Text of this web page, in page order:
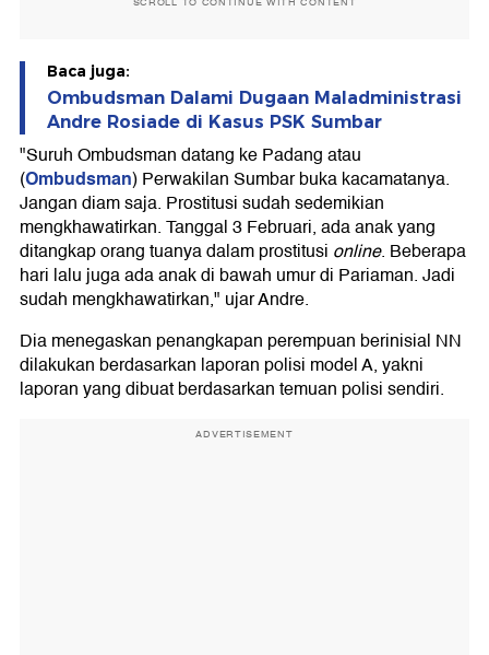
Baca juga:
Ombudsman Dalami Dugaan Maladministrasi
Andre Rosiade di Kasus PSK Sumbar
"Suruh Ombudsman datang ke Padang atau
(Ombudsman) Perwakilan Sumbar buka kacamatanya.
Jangan diam saja. Prostitusi sudah sedemikian
mengkhawatirkan. Tanggal 3 Februari, ada anak yang
ditangkap orang tuanya dalam prostitusi online. Beberapa
hari lalu juga ada anak di bawah umur di Pariaman. Jadi
sudah mengkhawatirkan," ujar Andre.
Dia menegaskan penangkapan perempuan berinisial NN
dilakukan berdasarkan laporan polisi model A, yakni
laporan yang dibuat berdasarkan temuan polisi sendiri.
ADVERTISEMENT